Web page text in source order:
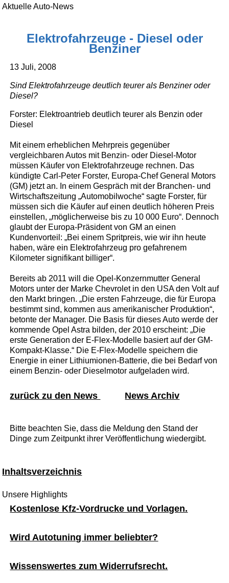
Aktuelle Auto-News
Elektrofahrzeuge - Diesel oder
Benziner
13 Juli, 2008
Sind Elektrofahrzeuge deutlich teurer als Benziner oder
Diesel?
Forster: Elektroantrieb deutlich teurer als Benzin oder
Diesel
Mit einem erheblichen Mehrpreis gegenüber
vergleichbaren Autos mit Benzin- oder Diesel-Motor
müssen Käufer von Elektrofahrzeuge rechnen. Das
kündigte Carl-Peter Forster, Europa-Chef General Motors
(GM) jetzt an. In einem Gespräch mit der Branchen- und
Wirtschaftszeitung „Automobilwoche“ sagte Forster, für
müssen sich die Käufer auf einen deutlich höheren Preis
einstellen, „möglicherweise bis zu 10 000 Euro“. Dennoch
glaubt der Europa-Präsident von GM an einen
Kundenvorteil: „Bei einem Spritpreis, wie wir ihn heute
haben, wäre ein Elektrofahrzeug pro gefahrenem
Kilometer signifikant billiger“.
Bereits ab 2011 will die Opel-Konzernmutter General
Motors unter der Marke Chevrolet in den USA den Volt auf
den Markt bringen. „Die ersten Fahrzeuge, die für Europa
bestimmt sind, kommen aus amerikanischer Produktion“,
betonte der Manager. Die Basis für dieses Auto werde der
kommende Opel Astra bilden, der 2010 erscheint: „Die
erste Generation der E-Flex-Modelle basiert auf der GM-
Kompakt-Klasse.“ Die E-Flex-Modelle speichern die
Energie in einer Lithiumionen-Batterie, die bei Bedarf von
einem Benzin- oder Dieselmotor aufgeladen wird.
zurück zu den News News Archiv
Bitte beachten Sie, dass die Meldung den Stand der
Dinge zum Zeitpunkt ihrer Veröffentlichung wiedergibt.
Inhaltsverzeichnis
Unsere Highlights
Kostenlose Kfz-Vordrucke und Vorlagen.
Wird Autotuning immer beliebter?
Wissenswertes zum Widerrufsrecht.